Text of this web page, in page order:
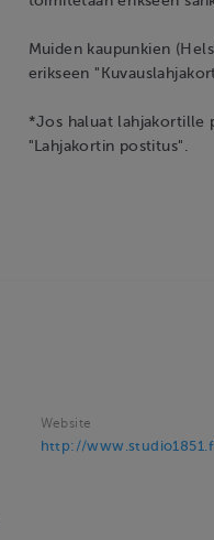
Muiden kaupunkien
erikseen
*Jos haluat lahjakortille
"Lahjakortin postitus".
Website
http://